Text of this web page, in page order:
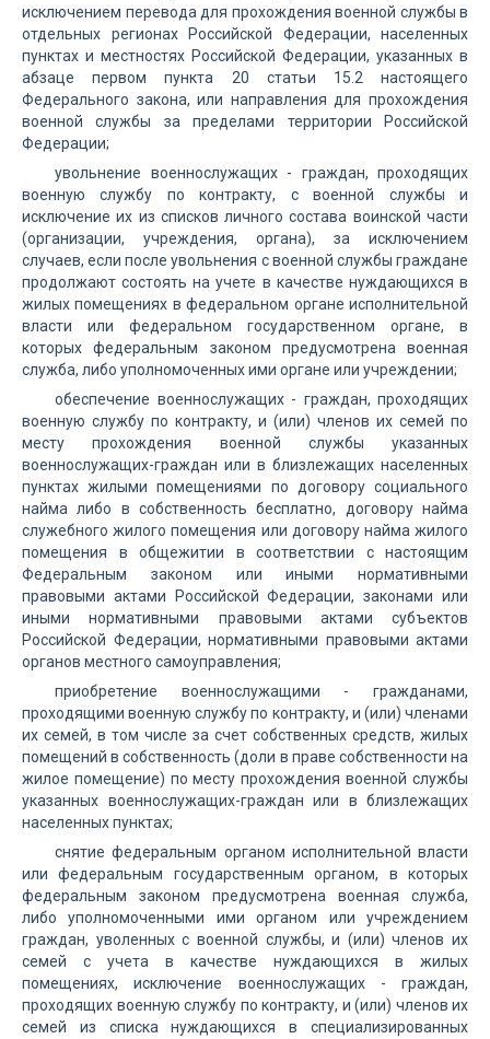
исключением перевода для прохождения военной службы в
отдельных регионах Российской Федерации, населенных
пунктах и местностях Российской Федерации, указанных в
абзаце первом пункта 20 статьи 15.2 настоящего
Федерального закона, или направления для прохождения
военной службы за пределами территории Российской
Федерации;
увольнение военнослужащих - граждан, проходящих
военную службу по контракту, с военной службы и
исключение их из списков личного состава воинской части
(организации, учреждения, органа), за исключением
случаев, если после увольнения с военной службы граждане
продолжают состоять на учете в качестве нуждающихся в
жилых помещениях в федеральном органе исполнительной
власти или федеральном государственном органе, в
которых федеральным законом предусмотрена военная
служба, либо уполномоченных ими органе или учреждении;
обеспечение военнослужащих - граждан, проходящих
военную службу по контракту, и (или) членов их семей по
месту прохождения военной службы указанных
военнослужащих-граждан или в близлежащих населенных
пунктах жилыми помещениями по договору социального
найма либо в собственность бесплатно, договору найма
служебного жилого помещения или договору найма жилого
помещения в общежитии в соответствии с настоящим
Федеральным законом или иными нормативными
правовыми актами Российской Федерации, законами или
иными нормативными правовыми актами субъектов
Российской Федерации, нормативными правовыми актами
органов местного самоуправления;
приобретение военнослужащими - гражданами,
проходящими военную службу по контракту, и (или) членами
их семей, в том числе за счет собственных средств, жилых
помещений в собственность (доли в праве собственности на
жилое помещение) по месту прохождения военной службы
указанных военнослужащих-граждан или в близлежащих
населенных пунктах;
снятие федеральным органом исполнительной власти
или федеральным государственным органом, в которых
федеральным законом предусмотрена военная служба,
либо уполномоченными ими органом или учреждением
граждан, уволенных с военной службы, и (или) членов их
семей с учета в качестве нуждающихся в жилых
помещениях, исключение военнослужащих - граждан,
проходящих военную службу по контракту, и (или) членов их
семей из списка нуждающихся в специализированных